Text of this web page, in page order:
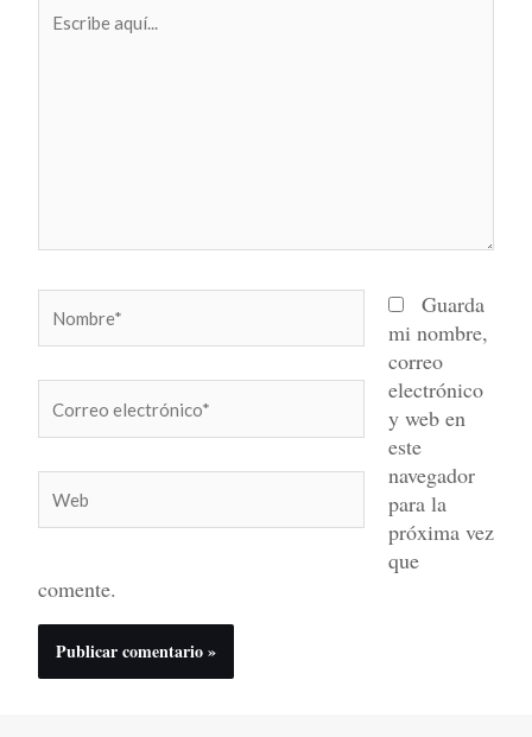
aquí...
electrónico*
Guarda
mi nombre,
correo
electrónico
y web en
este
navegador
para la
próxima vez
que
comente.